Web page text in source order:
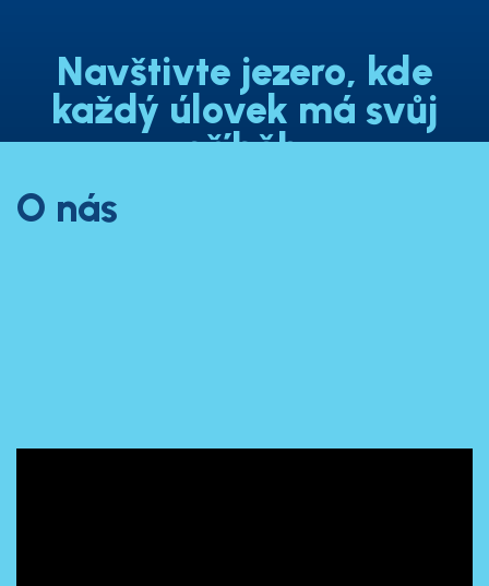
Navštivte jezero, kde
každý úlovek má svůj
příběh.
O nás